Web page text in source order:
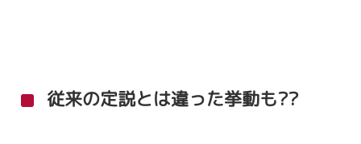
従来の定説とは違った挙動も??